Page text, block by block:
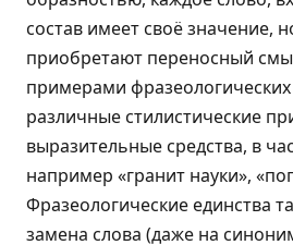
состав имеет своё значение,
приобретают переносный
примерами
различные стилистические
выразительные средства, в
например «гранит науки»,
Фразеологические единства
замена слова (даже на